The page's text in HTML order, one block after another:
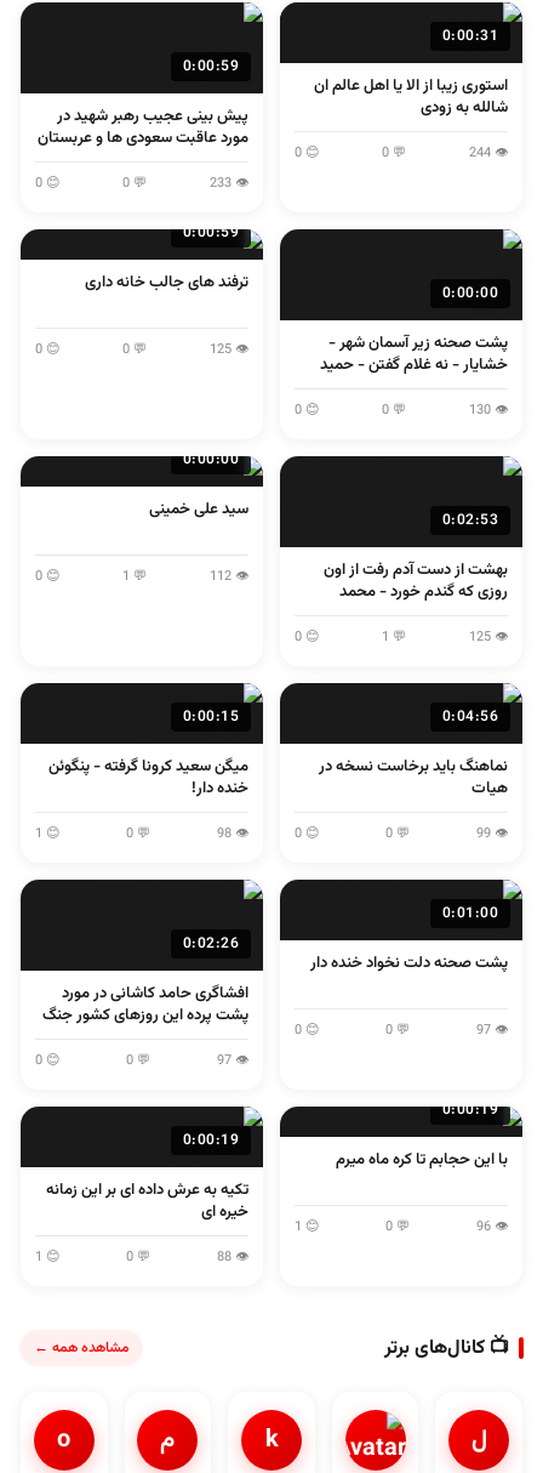
0:00:31
استوری زیبا از الا یا اهل عالم ان
شالله به زودی
👁 244
💬 0
😊 0
0:00:59
پیش بینی عجیب رهبر شهید در
مورد عاقبت سعودی ها و عربستان
👁 233
💬 0
😊 0
0:00:00
پشت صحنه زیر آسمان شهر -
خشایار - نه غلام گفتن - حمید
👁 130
💬 0
😊 0
0:00:59
ترفند های جالب خانه داری
👁 125
💬 0
😊 0
0:02:53
بهشت از دست آدم رفت از اون
روزی که گندم خورد - محمد
👁 125
💬 1
😊 0
0:00:00
سید علی خمینی
👁 112
💬 1
😊 0
0:04:56
نماهنگ باید برخاست نسخه در
هیات
👁 99
💬 0
😊 0
0:00:15
میگن سعید کرونا گرفته - پنگوئن
خنده دار!
👁 98
💬 0
😊 1
0:01:00
پشت صحنه دلت نخواد خنده دار
👁 97
💬 0
😊 0
0:02:26
افشاگری حامد کاشانی در مورد
پشت پرده این روزهای کشور جنگ
👁 97
💬 0
😊 0
0:00:19
با این حجابم تا کره ماه میرم
👁 96
💬 0
😊 1
0:00:19
تکیه به عرش داده ای بر این زمانه
خیره ای
👁 88
💬 0
😊 1
📺 کانال‌های برتر مشاهده همه ←
ل k م o